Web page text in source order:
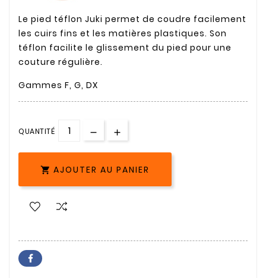
Le pied téflon Juki permet de coudre facilement
les cuirs fins et les matières plastiques. Son
téflon facilite le glissement du pied pour une
couture régulière.
Gammes F, G, DX
QUANTITÉ
 AJOUTER AU PANIER